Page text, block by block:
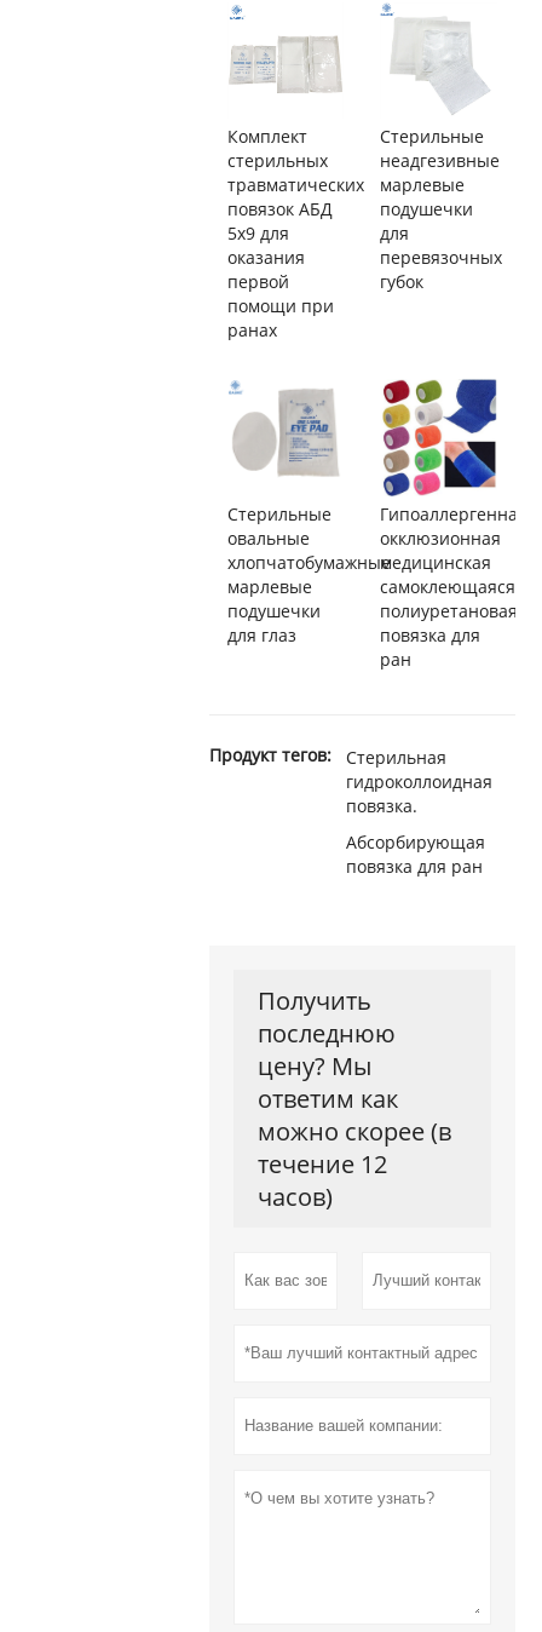
Комплект
стерильных
травматических
повязок АБД
5x9 для
оказания
первой
помощи при
ранах
Стерильные
неадгезивные
марлевые
подушечки
для
перевязочных
губок
Стерильные
овальные
хлопчатобумажные
марлевые
подушечки
для глаз
Гипоаллергенная
окклюзионная
медицинская
самоклеющаяся
полиуретановая
повязка для
ран
Продукт тегов:
Стерильная
гидроколлоидная
повязка.
Абсорбирующая
повязка для ран
Получить
последнюю
цену? Мы
ответим как
можно скорее (в
течение 12
часов)